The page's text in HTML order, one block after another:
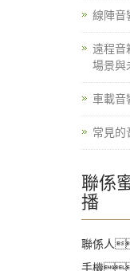
線陣音
遠程
場景與
車載
常見的
聯係
播
聯係人
手機